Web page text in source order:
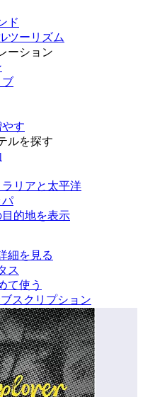
ド
ツーリズム
ーション
ブ
す
ルを探す
リアと太平洋
パ
的地を表示
細を見る
ス
て使う
スクリプション